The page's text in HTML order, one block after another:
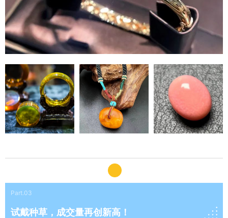
Part.03
试戴种草，成交量再创新高！